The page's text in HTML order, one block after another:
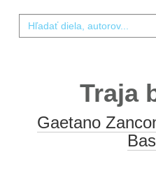
Traja
Gaetano